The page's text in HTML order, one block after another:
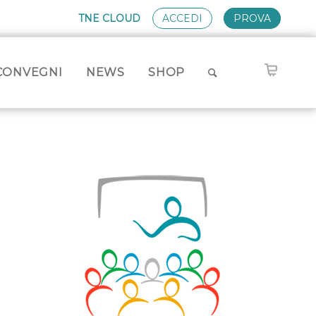
TNE CLOUD ACCEDI PROVA
NEWS SHOP